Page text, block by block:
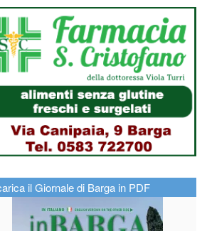
il Giornale di Barga in PDF